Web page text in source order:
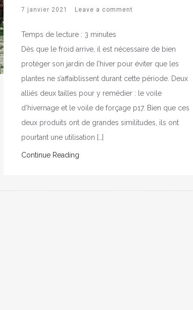
7 janvier 2021 Leave a comment
Temps de lecture : 3 minutes
Dès que le froid arrive, il est nécessaire de bien
protéger son jardin de l’hiver pour éviter que les
plantes ne s’affaiblissent durant cette période. Deux
alliés deux tailles pour y remédier : le voile
d’hivernage et le voile de forçage p17. Bien que ces
deux produits ont de grandes similitudes, ils ont
pourtant une utilisation […]
Continue Reading